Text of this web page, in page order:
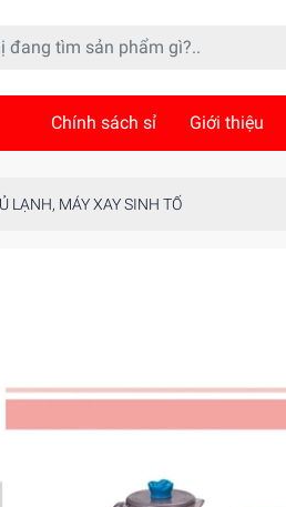
Chính sách sỉ Giới thiệu
LẠNH, MÁY XAY SINH TỐ